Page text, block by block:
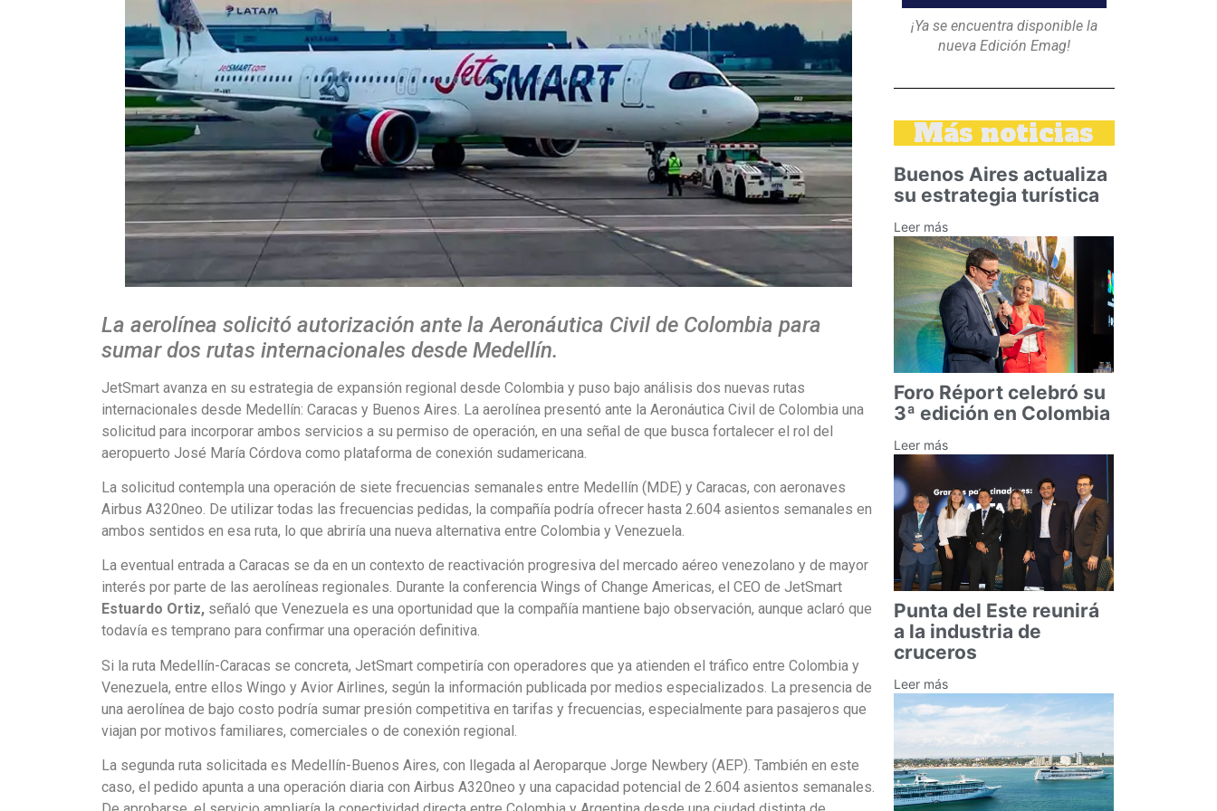
La aerolínea solicitó autorización ante la Aeronáutica Civil de Colombia para
sumar dos rutas internacionales desde Medellín.
JetSmart avanza en su estrategia de expansión regional desde Colombia y puso bajo análisis dos nuevas rutas
internacionales desde Medellín: Caracas y Buenos Aires. La aerolínea presentó ante la Aeronáutica Civil de Colombia una
solicitud para incorporar ambos servicios a su permiso de operación, en una señal de que busca fortalecer el rol del
aeropuerto José María Córdova como plataforma de conexión sudamericana.
La solicitud contempla una operación de siete frecuencias semanales entre Medellín (MDE) y Caracas, con aeronaves
Airbus A320neo. De utilizar todas las frecuencias pedidas, la compañía podría ofrecer hasta 2.604 asientos semanales en
ambos sentidos en esa ruta, lo que abriría una nueva alternativa entre Colombia y Venezuela.
La eventual entrada a Caracas se da en un contexto de reactivación progresiva del mercado aéreo venezolano y de mayor
interés por parte de las aerolíneas regionales. Durante la conferencia Wings of Change Americas, el CEO de JetSmart
Estuardo Ortiz, señaló que Venezuela es una oportunidad que la compañía mantiene bajo observación, aunque aclaró que
todavía es temprano para confirmar una operación definitiva.
Si la ruta Medellín-Caracas se concreta, JetSmart competiría con operadores que ya atienden el tráfico entre Colombia y
Venezuela, entre ellos Wingo y Avior Airlines, según la información publicada por medios especializados. La presencia de
una aerolínea de bajo costo podría sumar presión competitiva en tarifas y frecuencias, especialmente para pasajeros que
viajan por motivos familiares, comerciales o de conexión regional.
La segunda ruta solicitada es Medellín-Buenos Aires, con llegada al Aeroparque Jorge Newbery (AEP). También en este
caso, el pedido apunta a una operación diaria con Airbus A320neo y una capacidad potencial de 2.604 asientos semanales.
¡Ya se encuentra disponible la
nueva Edición Emag!
Más noticias
Buenos Aires actualiza
su estrategia turística
Leer más
Foro Réport celebró su
3ª edición en Colombia
Leer más
Punta del Este reunirá
a la industria de
cruceros
Leer más